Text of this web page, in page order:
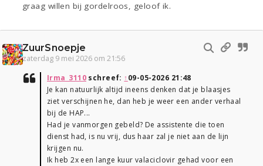
graag willen bij gordelroos, geloof ik.
ZuurSnoepje
zaterdag 9 mei 2026 om 21:56
Irma_3110schreef: ↑09-05-2026 21:48
Je kan natuurlijk altijd ineens denken dat je blaasjes
ziet verschijnen he, dan heb je weer een ander verhaal
bij de HAP...
Had je vanmorgen gebeld? De assistente die toen
dienst had, is nu vrij, dus haar zal je niet aan de lijn
krijgen nu.
Ik heb 2x een lange kuur valaciclovir gehad voor een